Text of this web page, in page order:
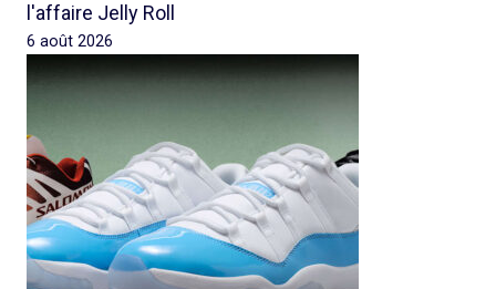
l'affaire Jelly Roll
6 août 2026